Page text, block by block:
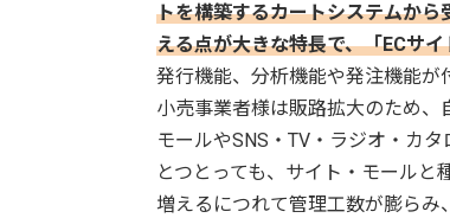
トを構築するカートシステムか
える点が大きな特長で、「ECサ
発行機能、分析機能や発注機能が
小売事業者様は販路拡大のため、
モールやSNS・TV・ラジオ・カ
とつとっても、サイト・モール
増えるにつれて管理工数が膨ら